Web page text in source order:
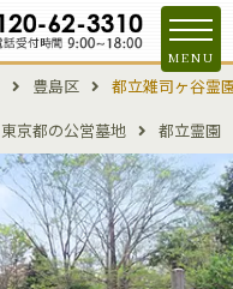
MENU
豊島区
都立雑司ヶ谷霊
東京都の公営墓地 都立霊園